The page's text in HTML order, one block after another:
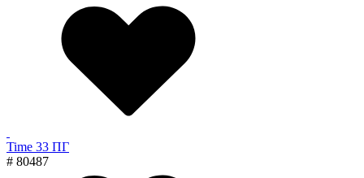
Time 33 ПГ
# 80487